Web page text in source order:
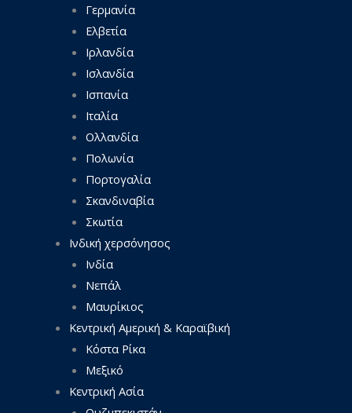
Γερμανία
Ελβετία
Ιρλανδία
Ισλανδία
Ισπανία
Ιταλία
Ολλανδία
Πολωνία
Πορτογαλία
Σκανδιναβία
Σκωτία
Ινδική χερσόνησος
Ινδία
Νεπάλ
Μαυρίκιος
Κεντρική Αμερική & Καραϊβική
Κόστα Ρίκα
Μεξικό
Κεντρική Ασία